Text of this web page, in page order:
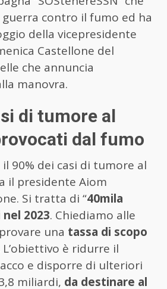
contro il fumo ed ha
della vicepresidente
Castellone del
che annuncia
manovra.
di tumore al
dal fumo
90% dei casi di tumore al
il presidente Aiom
Si tratta di “40mila
2023. Chiediamo alle
una tassa di scopo
L’obiettivo è ridurre il
e disporre di ulteriori
miliardi, da destinare al